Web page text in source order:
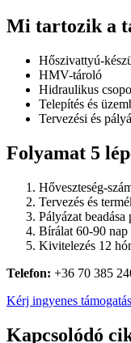
Mi tartozik a
Hőszivattyú-
HMV-tároló
Hidraulikus
Telepítés és
Tervezési és
Folyamat 5
Hőveszteség-
Tervezés és
Pályázat
Bírálat 60-90 nap
Kivitelezés 12
Telefon: +36 70 385
Kérj ingyenes
Kapcsolódó